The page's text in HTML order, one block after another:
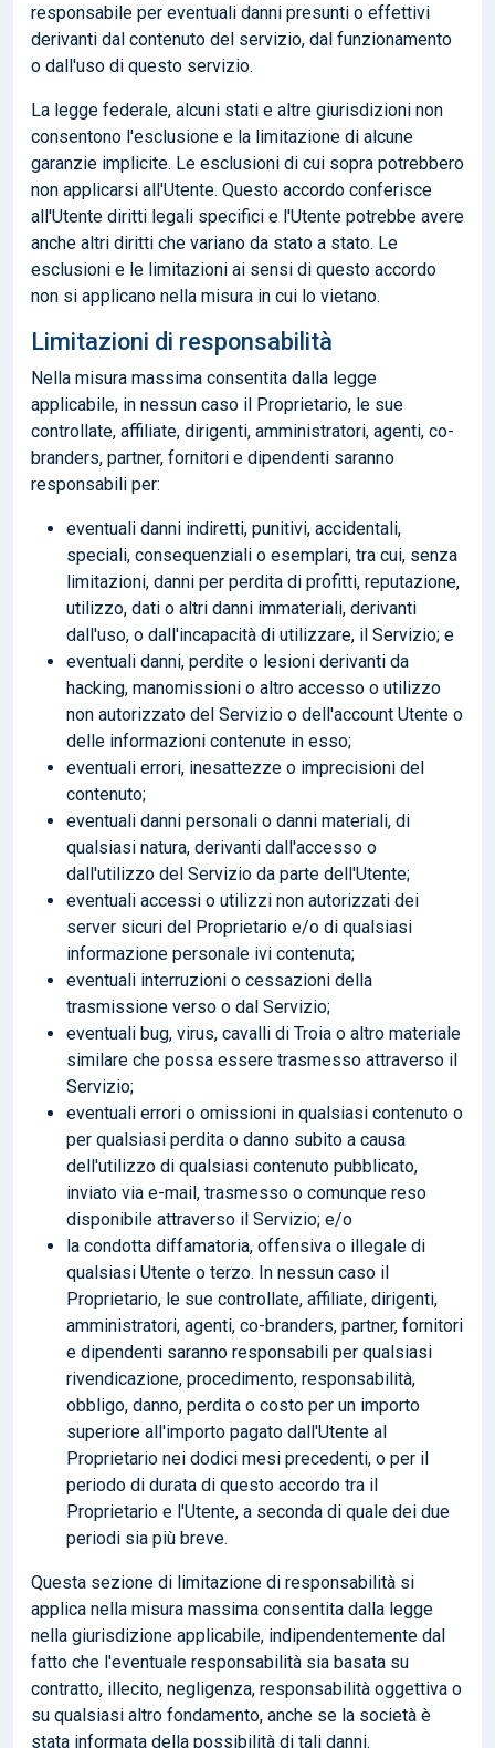
responsabile per eventuali danni presunti o effettivi
derivanti dal contenuto del servizio, dal funzionamento
o dall'uso di questo servizio.
La legge federale, alcuni stati e altre giurisdizioni non
consentono l'esclusione e la limitazione di alcune
garanzie implicite. Le esclusioni di cui sopra potrebbero
non applicarsi all'Utente. Questo accordo conferisce
all'Utente diritti legali specifici e l'Utente potrebbe avere
anche altri diritti che variano da stato a stato. Le
esclusioni e le limitazioni ai sensi di questo accordo
non si applicano nella misura in cui lo vietano.
Limitazioni di responsabilità
Nella misura massima consentita dalla legge
applicabile, in nessun caso il Proprietario, le sue
controllate, affiliate, dirigenti, amministratori, agenti, co-
branders, partner, fornitori e dipendenti saranno
responsabili per:
eventuali danni indiretti, punitivi, accidentali,
speciali, consequenziali o esemplari, tra cui, senza
limitazioni, danni per perdita di profitti, reputazione,
utilizzo, dati o altri danni immateriali, derivanti
dall'uso, o dall'incapacità di utilizzare, il Servizio; e
eventuali danni, perdite o lesioni derivanti da
hacking, manomissioni o altro accesso o utilizzo
non autorizzato del Servizio o dell'account Utente o
delle informazioni contenute in esso;
eventuali errori, inesattezze o imprecisioni del
contenuto;
eventuali danni personali o danni materiali, di
qualsiasi natura, derivanti dall'accesso o
dall'utilizzo del Servizio da parte dell'Utente;
eventuali accessi o utilizzi non autorizzati dei
server sicuri del Proprietario e/o di qualsiasi
informazione personale ivi contenuta;
eventuali interruzioni o cessazioni della
trasmissione verso o dal Servizio;
eventuali bug, virus, cavalli di Troia o altro materiale
similare che possa essere trasmesso attraverso il
Servizio;
eventuali errori o omissioni in qualsiasi contenuto o
per qualsiasi perdita o danno subito a causa
dell'utilizzo di qualsiasi contenuto pubblicato,
inviato via e-mail, trasmesso o comunque reso
disponibile attraverso il Servizio; e/o
la condotta diffamatoria, offensiva o illegale di
qualsiasi Utente o terzo. In nessun caso il
Proprietario, le sue controllate, affiliate, dirigenti,
amministratori, agenti, co-branders, partner, fornitori
e dipendenti saranno responsabili per qualsiasi
rivendicazione, procedimento, responsabilità,
obbligo, danno, perdita o costo per un importo
superiore all'importo pagato dall'Utente al
Proprietario nei dodici mesi precedenti, o per il
periodo di durata di questo accordo tra il
Proprietario e l'Utente, a seconda di quale dei due
periodi sia più breve.
Questa sezione di limitazione di responsabilità si
applica nella misura massima consentita dalla legge
nella giurisdizione applicabile, indipendentemente dal
fatto che l'eventuale responsabilità sia basata su
contratto, illecito, negligenza, responsabilità oggettiva o
su qualsiasi altro fondamento, anche se la società è
stata informata della possibilità di tali danni.